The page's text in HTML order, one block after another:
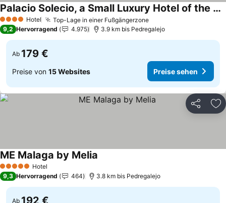
4 Sterne Hotel Top-Lage in einer FußgängerzonePreise sehen
Palacio Solecio, a Small Luxury Hotel of the World
Preise sehen
9,2 Hervorragend 4.975 3.9 km bis Pedregalejo
Ab 179 €
Preise von 15 Websites Preise sehen
Teilen
5 Sterne Hotel
ME Malaga by Melia
9,3 Hervorragend 464 3.8 km bis Pedregalejo
Ab 192 €